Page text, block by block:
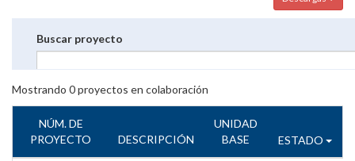
Buscar proyecto
Mostrando 0proyectos en colaboración
NÚM. DE
PROYECTO
DESCRIPCIÓN
UNIDAD
BASE
ESTADO